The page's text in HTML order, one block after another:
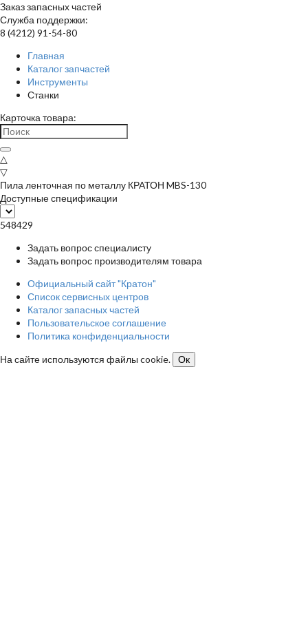
Заказ запасных частей
Служба поддержки:
8 (4212) 91-54-80
Главная
Каталог запчастей
Инструменты
Станки
Карточка товара:
△
▽
Пила ленточная по металлу КРАТОН MBS-130
Доступные спецификации
548429
Задать вопрос специалисту
Задать вопрос производителям товара
Официальный сайт "Кратон"
Список сервисных центров
Каталог запасных частей
Пользовательское соглашение
Политика конфиденциальности
На сайте используются файлы cookie.
Ок